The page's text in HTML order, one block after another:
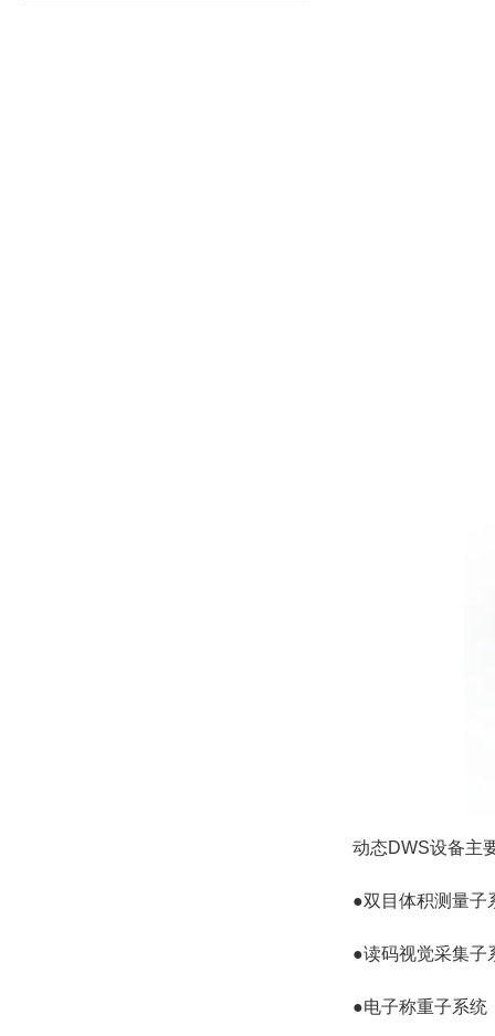
动态DWS设备主
●双目体积测量子
●读码视觉采集子
●电子称重子系统